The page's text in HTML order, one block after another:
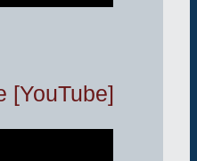
[YouTube]